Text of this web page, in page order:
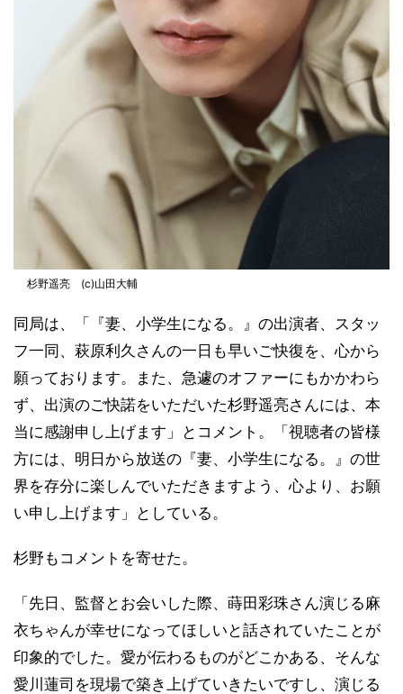
杉野遥亮 (c)山田大輔
同局は、「『妻、小学生になる。』の出演者、スタッ
フ一同、萩原利久さんの一日も早いご快復を、心から
願っております。また、急遽のオファーにもかかわら
ず、出演のご快諾をいただいた杉野遥亮さんには、本
当に感謝申し上げます」とコメント。「視聴者の皆様
方には、明日から放送の『妻、小学生になる。』の世
界を存分に楽しんでいただきますよう、心より、お願
い申し上げます」としている。
杉野もコメントを寄せた。
「先日、監督とお会いした際、蒔田彩珠さん演じる麻
衣ちゃんが幸せになってほしいと話されていたことが
印象的でした。愛が伝わるものがどこかある、そんな
愛川蓮司を現場で築き上げていきたいですし、演じる